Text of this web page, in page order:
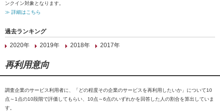
ンクイン対象となります。
≫ 詳細はこちら
過去ランキング
2020年
2019年 2018年 2017年
再利用意向
調査企業のサービス利用者に、「どの程度その企業のサービスを再利用したいか」について10
点～1点の10段階で評価してもらい、10点～6点のいずれかを回答した人の割合を算出していま
す。